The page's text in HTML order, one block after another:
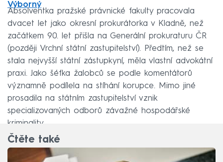
Výborný
Absolventka pražské právnické fakulty pracovala
dvacet let jako okresní prokurátorka v Kladně, než
začátkem 90. let přišla na Generální prokuraturu ČR
(později Vrchní státní zastupitelství). Předtím, než se
stala nejvyšší státní zástupkyní, měla vlastní advokátní
praxi. Jako šéfka žalobců se podle komentátorů
významně podílela na stíhání korupce. Mimo jiné
prosadila na státním zastupitelství vznik
specializovaných odborů závažné hospodářské
kriminality.
Čtěte také